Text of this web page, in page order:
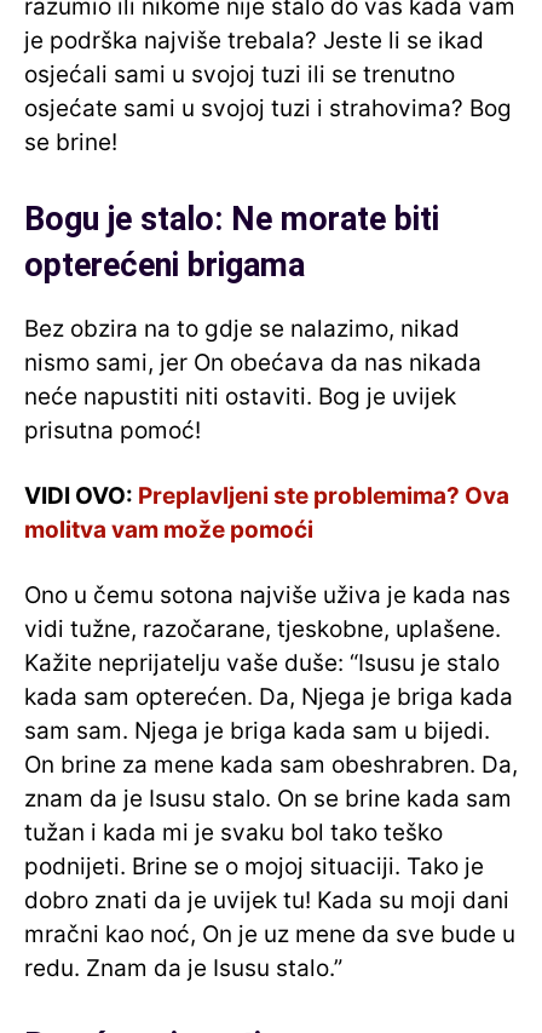
razumio ili nikome nije stalo do vas kada vam
je podrška najviše trebala? Jeste li se ikad
osjećali sami u svojoj tuzi ili se trenutno
osjećate sami u svojoj tuzi i strahovima? Bog
se brine!
Bogu je stalo: Ne morate biti
opterećeni brigama
Bez obzira na to gdje se nalazimo, nikad
nismo sami, jer On obećava da nas nikada
neće napustiti niti ostaviti. Bog je uvijek
prisutna pomoć!
VIDI OVO: Preplavljeni ste problemima? Ova
molitva vam može pomoći
Ono u čemu sotona najviše uživa je kada nas
vidi tužne, razočarane, tjeskobne, uplašene.
Kažite neprijatelju vaše duše: “Isusu je stalo
kada sam opterećen. Da, Njega je briga kada
sam sam. Njega je briga kada sam u bijedi.
On brine za mene kada sam obeshrabren. Da,
znam da je Isusu stalo. On se brine kada sam
tužan i kada mi je svaku bol tako teško
podnijeti. Brine se o mojoj situaciji. Tako je
dobro znati da je uvijek tu! Kada su moji dani
mračni kao noć, On je uz mene da sve bude u
redu. Znam da je Isusu stalo.”